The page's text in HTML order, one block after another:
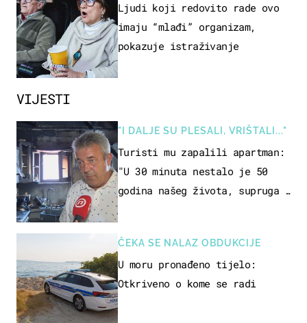
VIJESTI
"I DALJE SU PLESALI, VRIŠTALI..."
Turisti mu zapalili apartman:
"U 30 minuta nestalo je 50
godina našeg života, supruga i
ČEKA SE NALAZ OBDUKCIJE
U moru pronađeno tijelo:
Otkriveno o kome se radi
OSOBA
Ljudi koji redovito rade ovo
imaju “mlađi” organizam,
pokazuje istraživanje